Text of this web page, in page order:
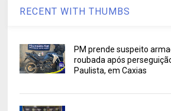
RECENT WITH THUMBS
PM prende suspeito
roubada após
Paulista, em Caxias